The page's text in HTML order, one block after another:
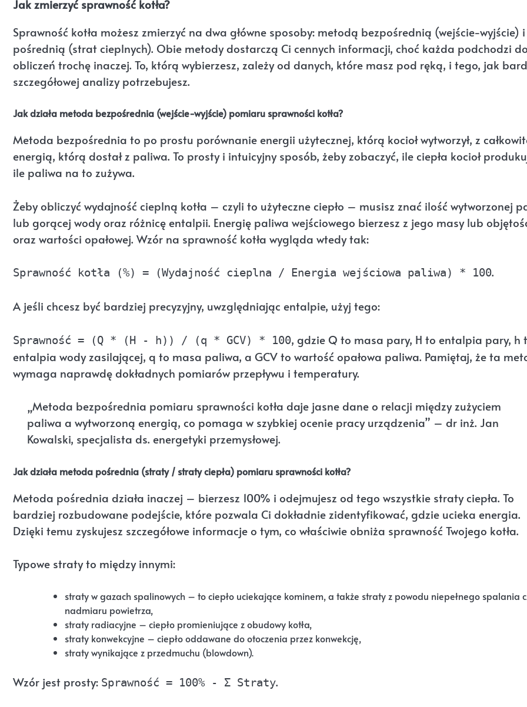
Jak zmierzyć sprawność kotła?
Sprawność kotła możesz zmierzyć na dwa główne sposoby: metodą bezpośrednią (wejście-wyjście) i
pośrednią (strat cieplnych). Obie metody dostarczą Ci cennych informacji, choć każda podchodzi
obliczeń trochę inaczej. To, którą wybierzesz, zależy od danych, które masz pod ręką, i tego, jak
szczegółowej analizy potrzebujesz.
Jak działa metoda bezpośrednia (wejście-wyjście) pomiaru sprawności kotła?
Metoda bezpośrednia to po prostu porównanie energii użytecznej, którą kocioł wytworzył, z
energią, którą dostał z paliwa. To prosty i intuicyjny sposób, żeby zobaczyć, ile ciepła kocioł
ile paliwa na to zużywa.
Żeby obliczyć wydajność cieplną kotła – czyli to użyteczne ciepło – musisz znać ilość wytworzonej
lub gorącej wody oraz różnicę entalpii. Energię paliwa wejściowego bierzesz z jego masy lub
oraz wartości opałowej. Wzór na sprawność kotła wygląda wtedy tak:
Sprawność kotła (%) = (Wydajność cieplna / Energia wejściowa paliwa) * 100.
A jeśli chcesz być bardziej precyzyjny, uwzględniając entalpie, użyj tego:
Sprawność = (Q * (H - h)) / (q * GCV) * 100, gdzie Q to masa pary, H to entalpia pary, h
entalpia wody zasilającej, q to masa paliwa, a GCV to wartość opałowa paliwa. Pamiętaj, że ta
wymaga naprawdę dokładnych pomiarów przepływu i temperatury.
„Metoda bezpośrednia pomiaru sprawności kotła daje jasne dane o relacji między zużyciem
paliwa a wytworzoną energią, co pomaga w szybkiej ocenie pracy urządzenia” – dr inż. Jan
Kowalski, specjalista ds. energetyki przemysłowej.
Jak działa metoda pośrednia (straty / straty ciepła) pomiaru sprawności kotła?
Metoda pośrednia działa inaczej – bierzesz 100% i odejmujesz od tego wszystkie straty ciepła. To
bardziej rozbudowane podejście, które pozwala Ci dokładnie zidentyfikować, gdzie ucieka energia.
Dzięki temu zyskujesz szczegółowe informacje o tym, co właściwie obniża sprawność Twojego kotła.
Typowe straty to między innymi:
straty w gazach spalinowych – to ciepło uciekające kominem, a także straty z powodu niepełnego spalania
nadmiaru powietrza,
straty radiacyjne – ciepło promieniujące z obudowy kotła,
straty konwekcyjne – ciepło oddawane do otoczenia przez konwekcję,
straty wynikające z przedmuchu (blowdown).
Wzór jest prosty: Sprawność = 100% - Σ Straty.